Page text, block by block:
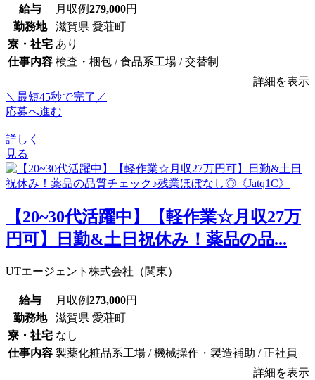
給与 月収例279,000円
勤務地
滋賀県 愛荘町
寮・社宅 あり
仕事内容 検査・梱包 / 食品系工場 / 交替制
詳細を表示
＼最短45秒で完了／
応募へ進む
詳しく
見る
【20~30代活躍中】【軽作業☆月収27万
円可】日勤&土日祝休み！薬品の品...
UTエージェント株式会社（関東）
給与 月収例273,000円
勤務地
滋賀県 愛荘町
寮・社宅 なし
仕事内容 製薬化粧品系工場 / 機械操作・製造補助 / 正社員
詳細を表示